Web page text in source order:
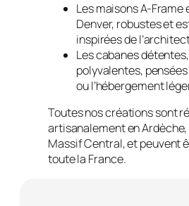
Les maisons A-Frame
Denver, robustes et
inspirées de
Les cabanes
polyvalentes,
ou l’hébergement
Toutes nos créations sont
artisanalement en Ardèche,
Massif Central, et peuvent
toute la France.